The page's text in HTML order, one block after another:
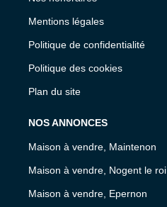
Mentions légales
Politique de confidentialité
Politique des cookies
Plan du site
NOS ANNONCES
Maison à vendre, Maintenon
Maison à vendre, Nogent le roi
Maison à vendre, Epernon